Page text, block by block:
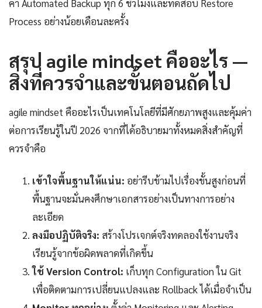
ค่า Automated Backup ทุก 6 ชั่วโมงและทดสอบ Restore
Process อย่างน้อยเดือนละครั้ง
สรุป agile mindset คืออะไร —
สิ่งที่ควรจำและขั้นตอนถัดไป
agile mindset คืออะไรเป็นเทคโนโลยีที่มีศักยภาพสูงและคุ้มค่า
ต่อการเรียนรู้ในปี 2026 จากที่ได้อธิบายมาทั้งหมดสิ่งสำคัญที่
ควรจำคือ
เข้าใจพื้นฐานให้แน่น: อย่ารีบข้ามไปเรื่องขั้นสูงก่อนที่
พื้นฐานจะมั่นคงศึกษาเอกสารอย่างเป็นทางการอย่าง
ละเอียด
ลงมือปฏิบัติจริง: สร้างโปรเจกต์จริงทดลองใช้งานจริง
เรียนรู้จากข้อผิดพลาดที่เกิดขึ้น
ใช้ Version Control: เก็บทุก Configuration ใน Git
เพื่อติดตามการเปลี่ยนแปลงและ Rollback ได้เมื่อจำเป็น